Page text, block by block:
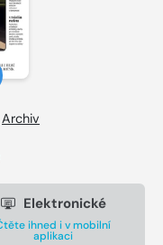
Archiv
Elektronické
ihned i v mobilní
aplikaci